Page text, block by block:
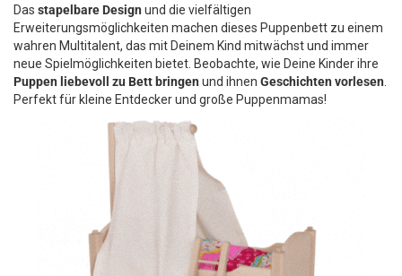
Das stapelbare Design und die vielfältigen
Erweiterungsmöglichkeiten machen dieses Puppenbett zu einem
wahren Multitalent, das mit Deinem Kind mitwächst und immer
neue Spielmöglichkeiten bietet. Beobachte, wie Deine Kinder ihre
Puppen liebevoll zu Bett bringen und ihnen Geschichten vorlesen
Perfekt für kleine Entdecker und große Puppenmamas!